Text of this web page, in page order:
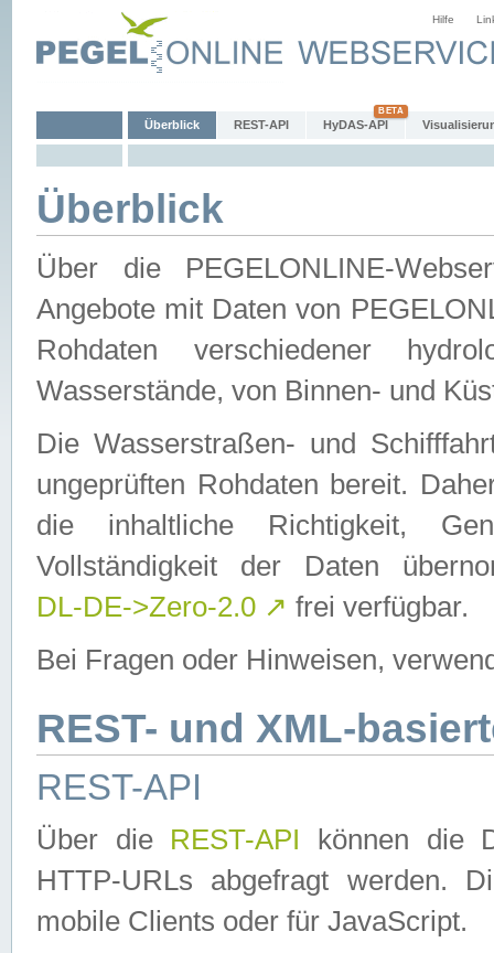
Hilfe
Überblick REST-API HyDAS-API
Überblick
Über die PEGELONLINE-
Angebote mit Daten von
Rohdaten verschiedener
Wasserstände, von Binnen- und
Die Wasserstraßen- und
ungeprüften Rohdaten bereit.
die inhaltliche Richtigkeit,
Vollständigkeit der Daten
DL-DE->Zero-2.0 ↗ frei verfügbar.
Bei Fragen oder Hinweisen,
REST- und XML-
REST-API
Über die REST-API können die
HTTP-URLs abgefragt werden.
mobile Clients oder für JavaScript.